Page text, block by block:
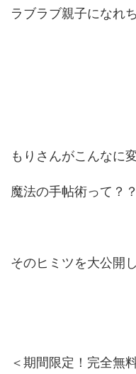
ラブラブ親子になれ
もりさんがこんなに
魔法の手帖術って？？
そのヒミツを大公開
＜期間限定！完全無